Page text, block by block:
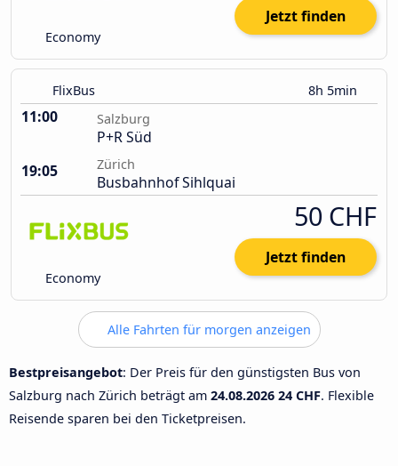
Economy
Jetzt finden
FlixBus 8h 5min
11:00 Salzburg
P+R Süd
19:05
Zürich
Busbahnhof Sihlquai
Economy
50 CHF
Jetzt finden
Alle Fahrten für morgen anzeigen
Bestpreisangebot: Der Preis für den günstigsten Bus von
Salzburg nach Zürich beträgt am 24.08.2026 24 CHF. Flexible
Reisende sparen bei den Ticketpreisen.